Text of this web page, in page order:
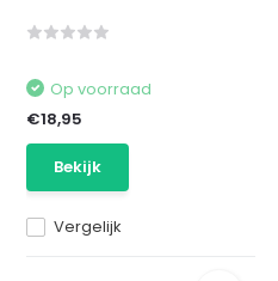
Vergelijk
Op voorraad
€18,95
Bekijk